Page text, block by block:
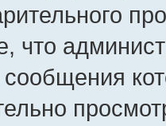
что
сообщения